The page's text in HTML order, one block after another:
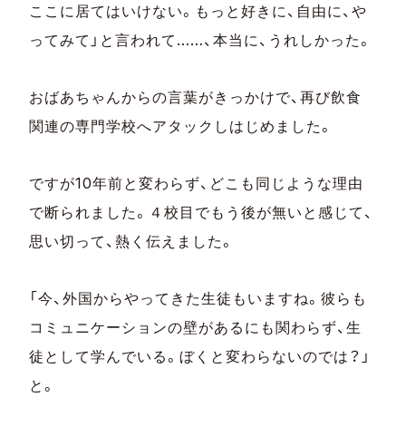
ここに居てはいけない。もっと好きに、自由に、や
ってみて」と言われて……、本当に、うれしかった。
おばあちゃんからの言葉がきっかけで、再び飲食
関連の専門学校へアタックしはじめました。
ですが10年前と変わらず、どこも同じような理由
で断られました。４校目でもう後が無いと感じて、
思い切って、熱く伝えました。
「今、外国からやってきた生徒もいますね。彼らも
コミュニケーションの壁があるにも関わらず、生
徒として学んでいる。ぼくと変わらないのでは？」
と。